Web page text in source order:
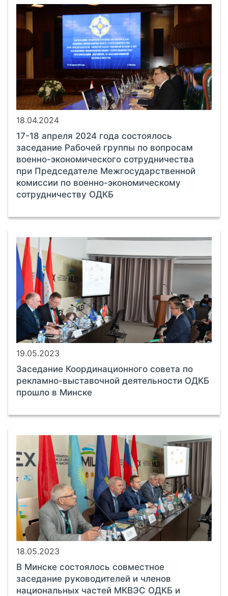
18.04.2024
17-18 апреля 2024 года состоялось
заседание Рабочей группы по вопросам
военно-экономического сотрудничества
при Председателе Межгосударственной
комиссии по военно-экономическому
сотрудничеству ОДКБ
19.05.2023
Заседание Координационного совета по
рекламно-выставочной деятельности ОДКБ
прошло в Минске
18.05.2023
В Минске состоялось совместное
заседание руководителей и членов
национальных частей МКВЭС ОДКБ и